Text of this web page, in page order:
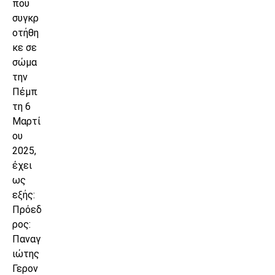
που
συγκρ
οτήθη
κε σε
σώμα
την
Πέμπ
τη 6
Μαρτί
ου
2025,
έχει
ως
εξής:
Πρόεδ
ρος:
Παναγ
ιώτης
Γερον